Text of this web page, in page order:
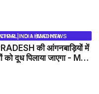
की आंगनबाड़ियों में
को दूध पिलाया जाएगा - MP